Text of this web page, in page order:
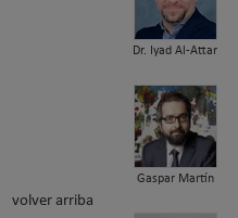
volver arriba
Dr. Iyad Al-Attar
Gaspar Martín